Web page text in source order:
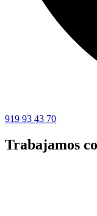
919 93 43 70
Trabajamos